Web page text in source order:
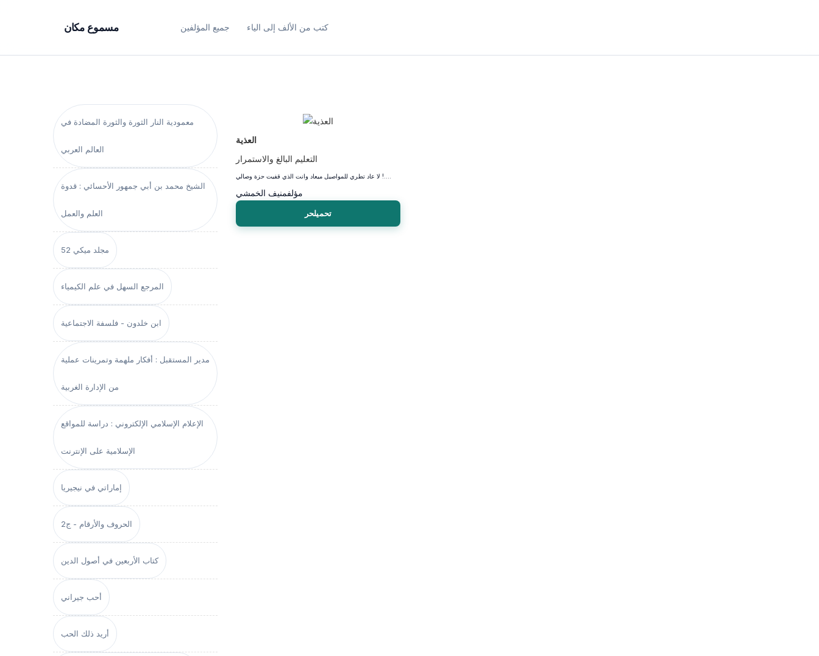
مسموع مكان جميع المؤلفين كتب من الألف إلى الياء
معمودية النار الثورة والثورة المضادة في
العالم العربي
الشيخ محمد بن أبي جمهور الأحسائي : قدوة
العلم والعمل
مجلد ميكي 52
المرجع السهل في علم الكيمياء
ابن خلدون - فلسفة الاجتماعية
مدير المستقبل : أفكار ملهمة وتمرينات عملية
من الإدارة الغربية
الإعلام الإسلامي الإلكتروني : دراسة للمواقع
الإسلامية على الإنترنت
إماراتي في نيجيريا
الحروف والأرقام - ج2
كتاب الأربعين في أصول الدين
أحب جيراني
أريد ذلك الحب
العذية
التعليم البالغ والاستمرار
لا عاد تطري للمواصيل ميعاد وانت الذي قفيت حزة وصالي !....
مؤلفمنيف الخمشي
تحميلحر